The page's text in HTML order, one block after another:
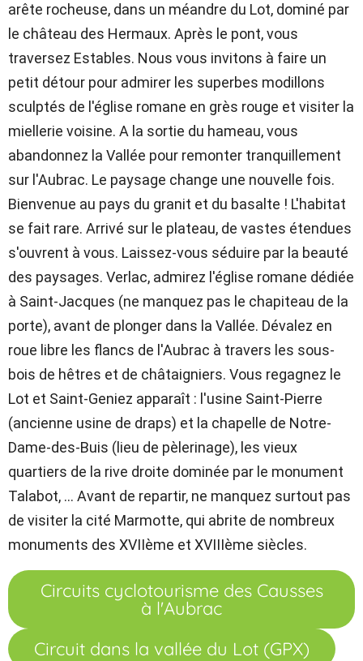
arête rocheuse, dans un méandre du Lot, dominé par
le château des Hermaux. Après le pont, vous
traversez Estables. Nous vous invitons à faire un
petit détour pour admirer les superbes modillons
sculptés de l'église romane en grès rouge et visiter la
miellerie voisine. A la sortie du hameau, vous
abandonnez la Vallée pour remonter tranquillement
sur l'Aubrac. Le paysage change une nouvelle fois.
Bienvenue au pays du granit et du basalte ! L'habitat
se fait rare. Arrivé sur le plateau, de vastes étendues
s'ouvrent à vous. Laissez-vous séduire par la beauté
des paysages. Verlac, admirez l'église romane dédiée
à Saint-Jacques (ne manquez pas le chapiteau de la
porte), avant de plonger dans la Vallée. Dévalez en
roue libre les flancs de l'Aubrac à travers les sous-
bois de hêtres et de châtaigniers. Vous regagnez le
Lot et Saint-Geniez apparaît : l'usine Saint-Pierre
(ancienne usine de draps) et la chapelle de Notre-
Dame-des-Buis (lieu de pèlerinage), les vieux
quartiers de la rive droite dominée par le monument
Talabot, … Avant de repartir, ne manquez surtout pas
de visiter la cité Marmotte, qui abrite de nombreux
monuments des XVIIème et XVIIIème siècles.
Circuits cyclotourisme des Causses
à l'Aubrac
Circuit dans la vallée du Lot (GPX)